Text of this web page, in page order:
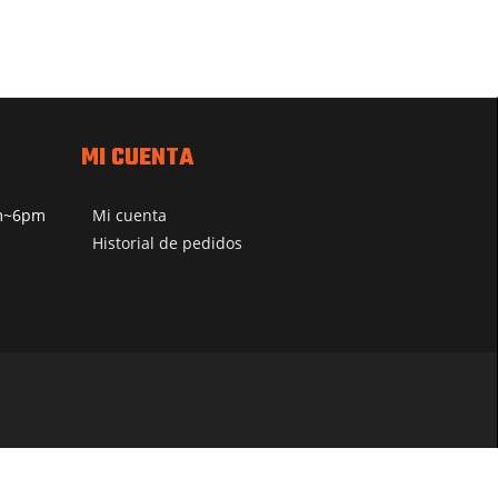
MI CUENTA
Mi cuenta
Historial de pedidos